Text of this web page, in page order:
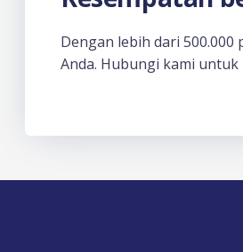
Dengan lebih dari
Anda. Hubungi kami